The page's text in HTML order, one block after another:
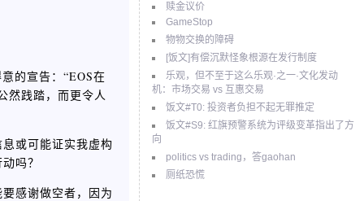
赎金议价
GameStop
物物交换的障碍
[饭文]有偿沉默怪象根源在发行制度
乐观，但不至于这么乐观·之一·文化发动
机：市场交易 vs 互惠交易
饭文#T0: 投资者负担不起无罪推定
饭文#S9: 红旗预警系统为评级变革指出了方
向
politics vs trading，答gaohan
厕纸恐慌
的宣告：“EOS在
然践踏，而更令人
或可能证实我虚构
吗？
感谢做空者，因为